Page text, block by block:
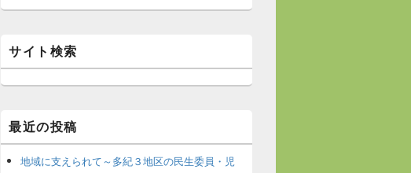
ー
ィ
ジ
ト
エ
リ
サイト検索
最近の投稿
地域に支えられて～多紀３地区の民生委員・児